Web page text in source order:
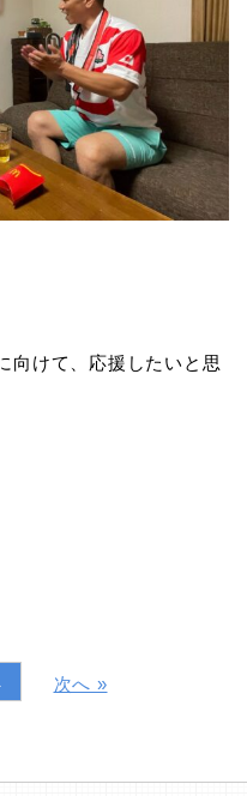
けて、応援したいと思
次へ »